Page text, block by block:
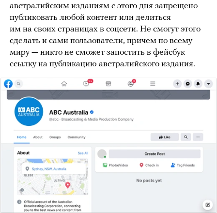
австралийским изданиям с этого дня запрещено
публиковать любой контент или делиться
им на своих страницах в соцсети. Не смогут этого
сделать и сами пользователи, причем по всему
миру — никто не сможет запостить в фейсбук
ссылку на публикацию австралийского издания.